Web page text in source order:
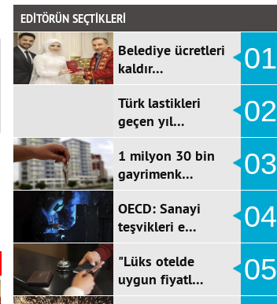
EDİTÖRÜN SEÇTİKLERİ
Belediye ücretleri
kaldır…
01
Türk lastikleri
geçen yıl…
02
1 milyon 30 bin
gayrimenk…
03
OECD: Sanayi
teşvikleri e…
04
"Lüks otelde
uygun fiyatl…
05